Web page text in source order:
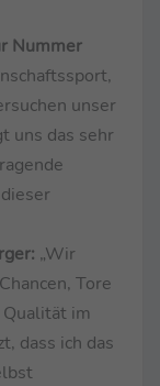
Nummer
unser
uns das sehr
„Wir
Tore
im
dass ich das